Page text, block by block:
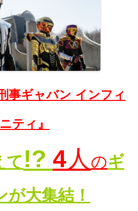
事ギャバン インフィ
ニティ』
て!? 4人 のギ
が大集結！